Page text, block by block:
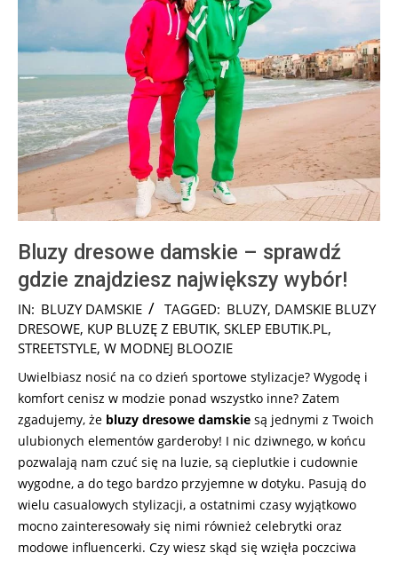
Bluzy dresowe damskie – sprawdź
gdzie znajdziesz największy wybór!
2026-
07-
30
IN: BLUZY DAMSKIE TAGGED: BLUZY, DAMSKIE BLUZY
DRESOWE, KUP BLUZĘ Z EBUTIK, SKLEP EBUTIK.PL,
STREETSTYLE, W MODNEJ BLOOZIE
Uwielbiasz nosić na co dzień sportowe stylizacje? Wygodę i
komfort cenisz w modzie ponad wszystko inne? Zatem
zgadujemy, że bluzy dresowe damskie są jednymi z Twoich
ulubionych elementów garderoby! I nic dziwnego, w końcu
pozwalają nam czuć się na luzie, są cieplutkie i cudownie
wygodne, a do tego bardzo przyjemne w dotyku. Pasują do
wielu casualowych stylizacji, a ostatnimi czasy wyjątkowo
mocno zainteresowały się nimi również celebrytki oraz
modowe influencerki. Czy wiesz skąd się wzięła poczciwa